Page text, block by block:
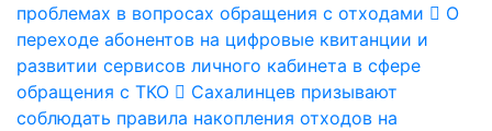
проблемах в вопросах обращения с отходами
О
переходе абонентов на цифровые квитанции и
развитии сервисов личного кабинета в сфере
обращения с ТКО
Сахалинцев призывают
соблюдать правила накопления отходов на